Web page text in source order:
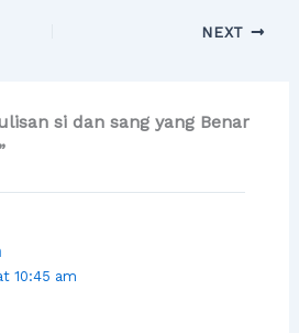
NEXT
si dan sang yang Benar
10:45 am